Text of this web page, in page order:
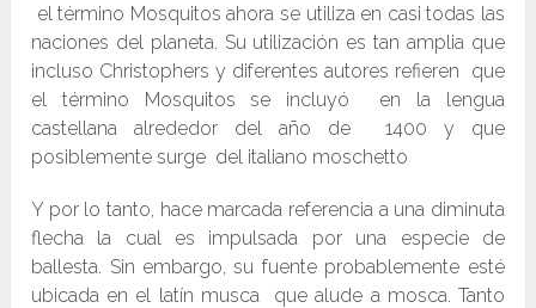
el término Mosquitos ahora se utiliza en casi todas las
naciones del planeta. Su utilización es tan amplia que
incluso Christophers y diferentes autores refieren que
el término Mosquitos se incluyó en la lengua
castellana alrededor del año de 1400 y que
posiblemente surge del italiano moschetto
Y por lo tanto, hace marcada referencia a una diminuta
flecha la cual es impulsada por una especie de
ballesta. Sin embargo, su fuente probablemente esté
ubicada en el latín musca que alude a mosca. Tanto